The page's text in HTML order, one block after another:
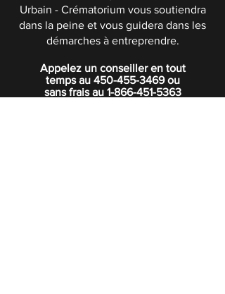
Urbain - Crématorium vous soutiendra
dans la peine et vous guidera dans les
démarches à entreprendre.
Appelez un conseiller en tout
temps au 450-455-3469ou
sans frais au 1-866-451-5363